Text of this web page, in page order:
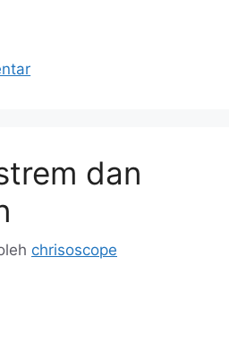
dan
chrisoscope